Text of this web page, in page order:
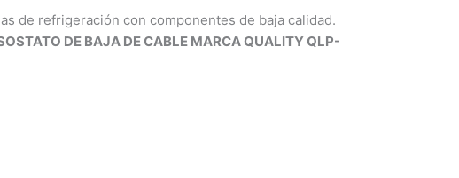
de refrigeración con componentes de baja calidad.
DE BAJA DE CABLE MARCA QUALITY QLP-